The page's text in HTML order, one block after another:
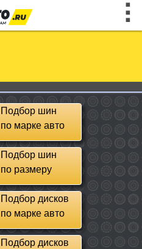
Подбор шин
по марке авто
Подбор шин
по размеру
Подбор дисков
по марке авто
Подбор дисков